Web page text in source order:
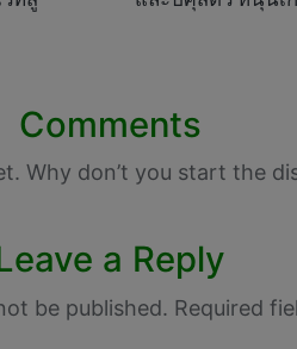
Comments
Why don’t you start the
a Reply
be published. Required